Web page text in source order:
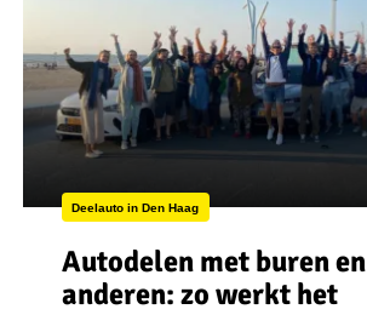
Deelauto in Den Haag
Autodelen met buren en
anderen: zo werkt het